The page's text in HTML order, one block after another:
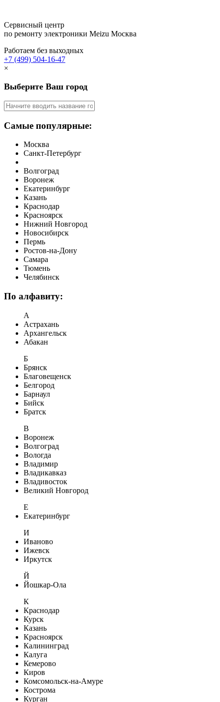
Сервисный центр
по ремонту электроники Meizu Москва
Работаем без выходных
+7 (499) 504-16-47
×
Выберите Ваш город
Самые популярные:
Москва
Санкт-Петербург
Волгоград
Воронеж
Екатеринбург
Казань
Краснодар
Красноярск
Нижний Новгород
Новосибирск
Пермь
Ростов-на-Дону
Самара
Тюмень
Челябинск
По алфавиту:
А
Астрахань
Архангельск
Абакан
Б
Брянск
Благовещенск
Белгород
Барнаул
Бийск
Братск
В
Воронеж
Волгоград
Вологда
Владимир
Владикавказ
Владивосток
Великий Новгород
Е
Екатеринбург
И
Иваново
Ижевск
Иркутск
Й
Йошкар-Ола
К
Краснодар
Курск
Казань
Красноярск
Калининград
Калуга
Кемерово
Киров
Комсомольск-на-Амуре
Кострома
Курган